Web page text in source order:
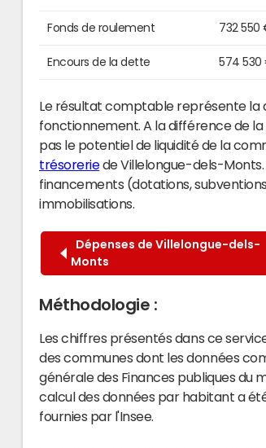
Fonds de roulement 732 550
Encours de la dette 574 530
Le résultat comptable représente la
fonctionnement. A la différence de
pas le potentiel de liquidité de la
trésoreriede Villelongue-dels-
financements (dotations,
immobilisations.
Dépenses de Villelongue-dels-
Monts
Méthodologie :
Les chiffres présentés dans ce
des communes dont les données
générale des Finances publiques du
calcul des données par habitant a
fournies par l'Insee.